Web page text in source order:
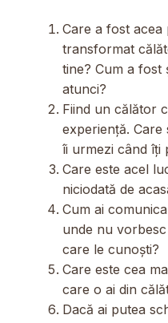
Care a fost acea
transformat
tine? Cum a fost
atunci?
Fiind un călător
experiență. Care
îi urmezi când îți
Care este acel
niciodată de
Cum ai
unde nu
care le cunoști?
Care este cea
care o ai din
Dacă ai putea